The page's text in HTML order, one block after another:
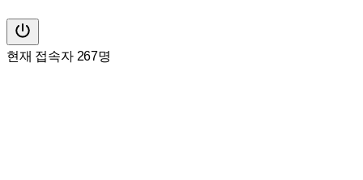
현재 접속자 267명